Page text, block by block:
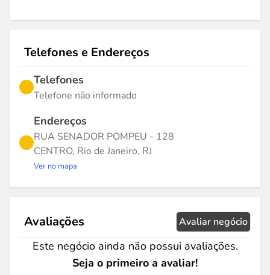
Telefones e Endereços
Telefones
Telefone não informado
Endereços
RUA SENADOR POMPEU - 128
CENTRO, Rio de Janeiro, RJ
Ver no mapa
Avaliações Avaliar negócio
Este negócio ainda não possui avaliações.
Seja o primeiro a avaliar!